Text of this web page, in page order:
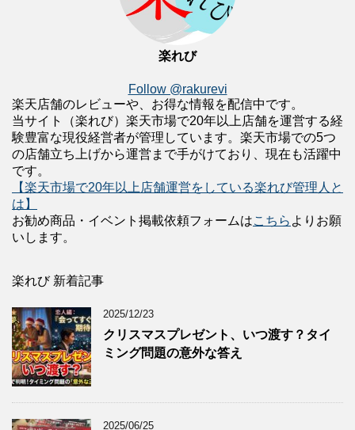
楽れび
Follow @rakurevi
楽天店舗のレビューや、お得な情報を配信中です。
当サイト（楽れび）楽天市場で20年以上店舗を運営する経
験豊富な現役経営者が管理しています。楽天市場での5つ
の店舗立ち上げから運営まで手がけており、現在も活躍中
です。
【楽天市場で20年以上店舗運営をしている楽れび管理人と
は】
お勧め商品・イベント掲載依頼フォームはこちら よりお願
いします。
楽れび 新着記事
2025/12/23
クリスマスプレゼント、いつ渡す？タイ
ミング問題の意外な答え
2025/06/25